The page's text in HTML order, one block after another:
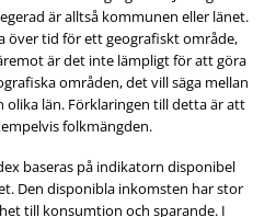
är alltså kommunen eller länet.
över tid för ett geografiskt område,
är det inte lämpligt för att göra
områden, det vill säga mellan
län. Förklaringen till detta är att
folkmängden.
baseras på indikatorn disponibel
Den disponibla inkomsten har stor
till konsumtion och sparande. I